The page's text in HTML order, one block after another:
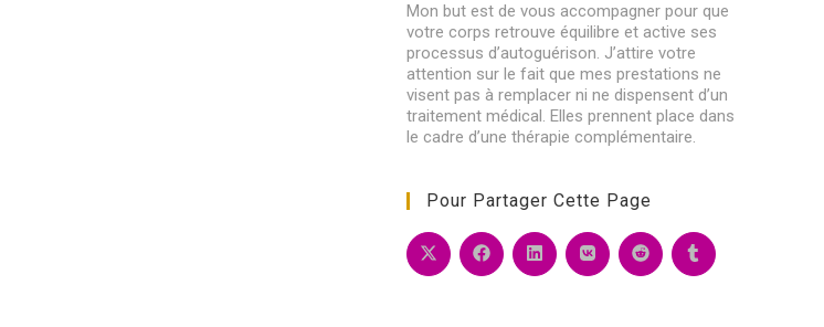
Mon but est de vous accompagner pour que
votre corps retrouve équilibre et active ses
processus d’autoguérison. J’attire votre
attention sur le fait que mes prestations ne
visent pas à remplacer ni ne dispensent d’un
traitement médical. Elles prennent place dans
le cadre d’une thérapie complémentaire.
Pour Partager Cette Page